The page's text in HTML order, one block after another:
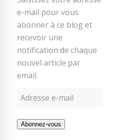
e-mail pour vous
abonner à ce blog et
recevoir une
notification de chaque
nouvel article par
email.
Abonnez-vous